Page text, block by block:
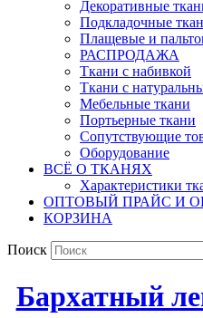
Декоративные
Подкладочные
Плащевые и
РАСПРОДАЖА
Ткани с набивкой
Ткани с
Мебельные ткани
Портьерные ткани
Сопутствующие
Оборудование
ВСЁ О ТКАНЯХ
Характеристики
ОПТОВЫЙ ПРАЙС И
КОРЗИНА
Поиск
Бархатный